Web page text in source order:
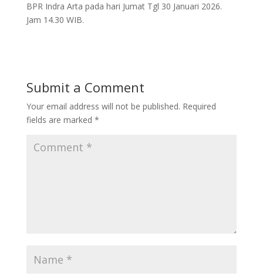
BPR Indra Arta pada hari Jumat Tgl 30 Januari 2026.
Jam 14.30 WIB.
Submit a Comment
Your email address will not be published. Required
fields are marked *